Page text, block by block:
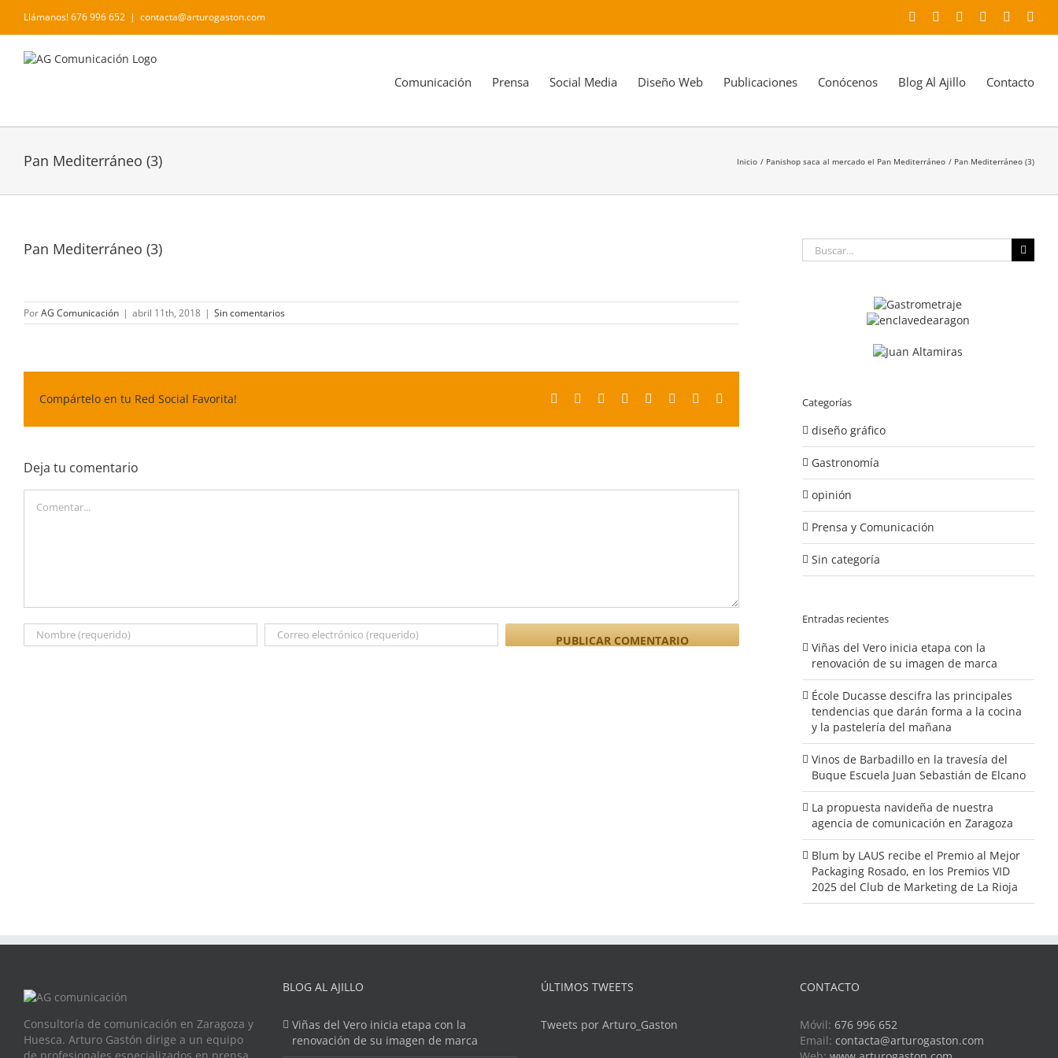
contenido
Llámanos! 676 996 652 | contacta@arturogaston.com Facebook YouTubeInstagramLinkedIn
Comunicación Prensa Social Media Diseño Web Publicaciones Conócenos Blog Al Ajillo Contacto
Pan Mediterráneo (3) Inicio Panishop saca al mercado el Pan Mediterráneo Pan Mediterráneo (3)
Pan Mediterráneo (3)
PorAG Comunicación | abril 11th, 2018 | Sin comentarios
Compártelo en tu Red Social Favorita! Facebook Reddit LinkedIn
TumblrPinterest
Deja tu comentario
Buscar:
Categorías
diseño gráfico
Gastronomía
opinión
Prensa y Comunicación
Sin categoría
Entradas recientes
Viñas del Vero inicia etapa con la
renovación de su imagen de marca
École Ducasse descifra las principales
tendencias que darán forma a la cocina
y la pastelería del mañana
Vinos de Barbadillo en la travesía del
Buque Escuela Juan Sebastián de Elcano
La propuesta navideña de nuestra
agencia de comunicación en Zaragoza
Blum by LAUS recibe el Premio al Mejor
Packaging Rosado, en los Premios VID
2025 del Club de Marketing de La Rioja
Consultoría de comunicación en Zaragoza y
Huesca. Arturo Gastón dirige a un equipo
de profesionales especializados en prensa,
BLOG AL AJILLO
Viñas del Vero inicia etapa con la
renovación de su imagen de marca
ÚLTIMOS TWEETS
Tweets por Arturo_Gaston
CONTACTO
Móvil: 676 996 652
Email: contacta@arturogaston.com